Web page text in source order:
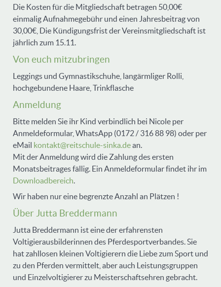
Die Kosten für die Mitgliedschaft betragen 50,00€
einmalig Aufnahmegebühr und einen Jahresbeitrag von
30,00€, Die Kündigungsfrist der Vereinsmitgliedschaft ist
jährlich zum 15.11.
Von euch mitzubringen
Leggings und Gymnastikschuhe, langärmliger Rolli,
hochgebundene Haare, Trinkflasche
Anmeldung
Bitte melden Sie ihr Kind verbindlich bei Nicole per
Anmeldeformular, WhatsApp (0172 / 316 88 98) oder per
eMail kontakt@reitschule-sinka.dean.
Mit der Anmeldung wird die Zahlung des ersten
Monatsbeitrages fällig. Ein Anmeldeformular findet ihr im
Downloadbereich.
Wir haben nur eine begrenzte Anzahl an Plätzen !
Über Jutta Breddermann
Jutta Breddermann ist eine der erfahrensten
Voltigierausbilderinnen des Pferdesportverbandes. Sie
hat zahllosen kleinen Voltigierern die Liebe zum Sport und
zu den Pferden vermittelt, aber auch Leistungsgruppen
und Einzelvoltigierer zu Meisterschaftsehren gebracht.